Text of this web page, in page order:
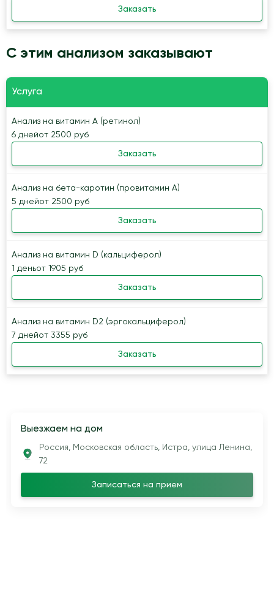
Заказать
С этим анализом заказывают
Услуга
Анализ на витамин А (ретинол)
6 днейот 2500 руб
Заказать
Анализ на бета-каротин (провитамин А)
5 днейот 2500 руб
Заказать
Анализ на витамин D (кальциферол)
1 деньот 1905 руб
Заказать
Анализ на витамин D2 (эргокальциферол)
7 днейот 3355 руб
Заказать
Выезжаем на дом
Россия, Московская область, Истра, улица Ленина,
72
Записаться на прием